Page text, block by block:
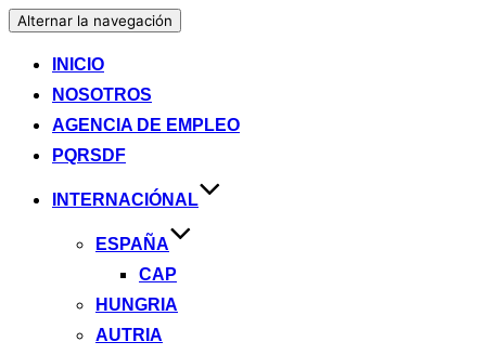
Alternar la navegación
INICIO
NOSOTROS
AGENCIA DE EMPLEO
PQRSDF
INTERNACIÓNAL
ESPAÑA
CAP
HUNGRIA
AUTRIA